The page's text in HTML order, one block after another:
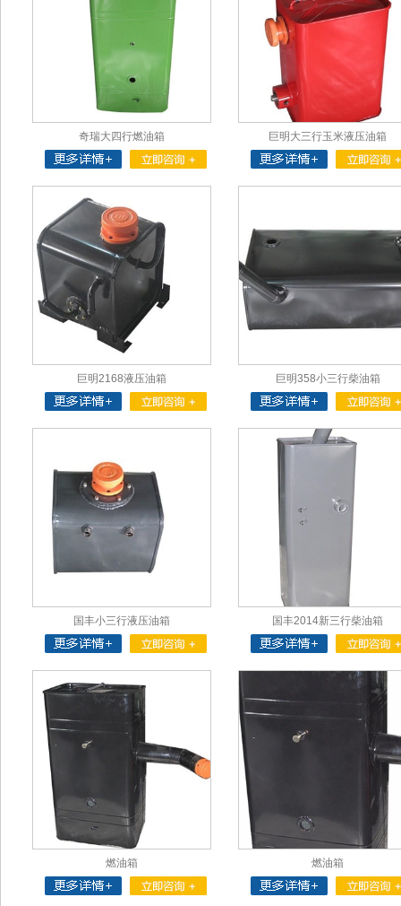
奇瑞大四行燃油箱 巨明大三行玉米液压油箱
巨明2168液压油箱 巨明358小三行柴油箱
国丰小三行液压油箱 国丰2014新三行柴油箱
燃油箱 燃油箱